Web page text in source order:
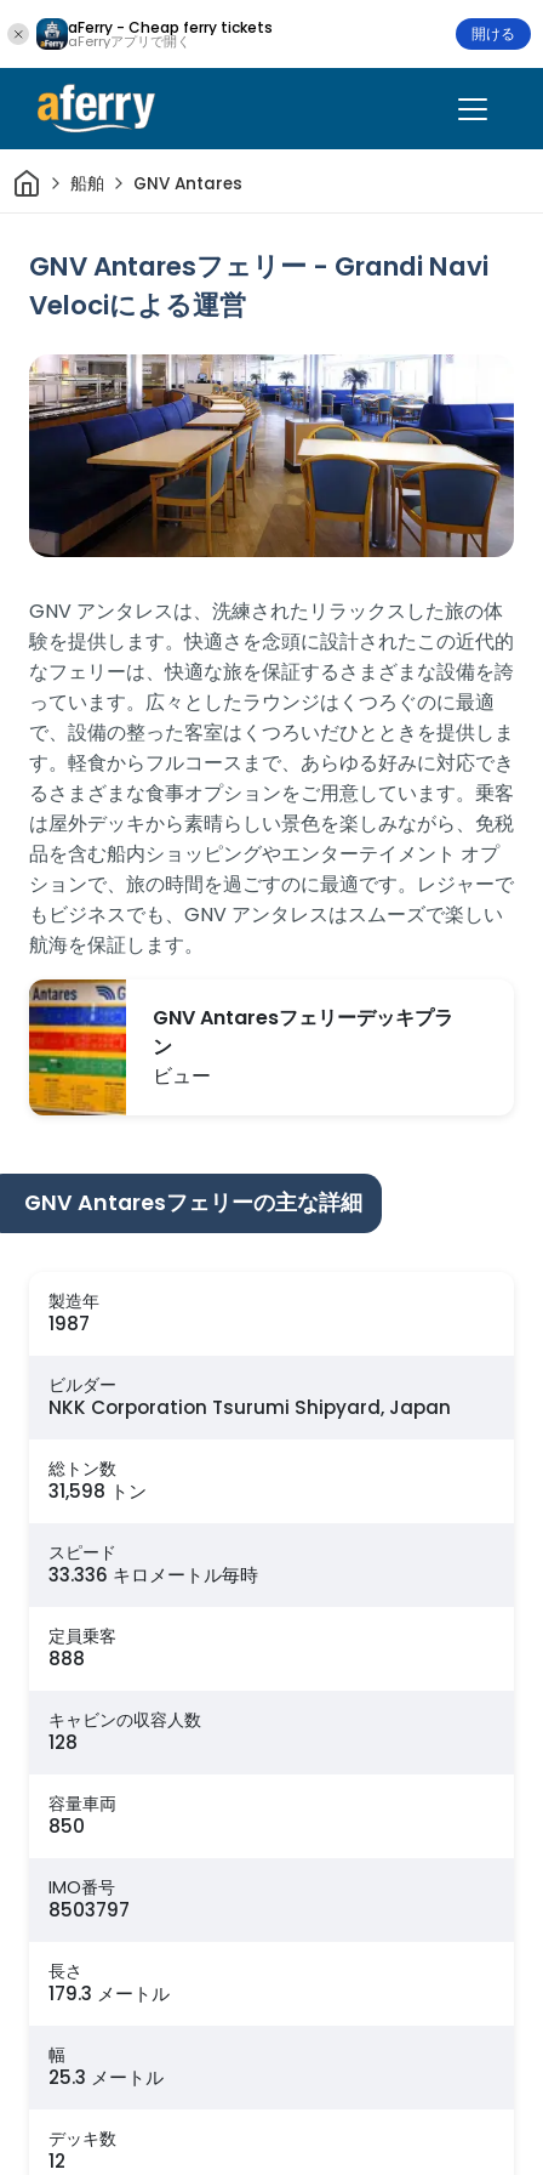
aFerry - Cheap ferry tickets
aFerryアプリで開く 開ける
家 船舶 GNV Antares
GNV Antaresフェリー - Grandi Navi
Velociによる運営
GNV アンタレスは、洗練されたリラックスした旅の体
験を提供します。快適さを念頭に設計されたこの近代的
なフェリーは、快適な旅を保証するさまざまな設備を誇
っています。広々としたラウンジはくつろぐのに最適
で、設備の整った客室はくつろいだひとときを提供しま
す。軽食からフルコースまで、あらゆる好みに対応でき
るさまざまな食事オプションをご用意しています。乗客
は屋外デッキから素晴らしい景色を楽しみながら、免税
品を含む船内ショッピングやエンターテイメント オプ
ションで、旅の時間を過ごすのに最適です。レジャーで
もビジネスでも、GNV アンタレスはスムーズで楽しい
航海を保証します。
GNV Antaresフェリーデッキプラ
ン
ビュー
GNV Antaresフェリーの主な詳細
製造年
1987
ビルダー
NKK Corporation Tsurumi Shipyard, Japan
総トン数
31,598 トン
スピード
33.336 キロメートル毎時
定員乗客
888
キャビンの収容人数
128
容量車両
850
IMO番号
8503797
長さ
179.3 メートル
幅
25.3 メートル
デッキ数
12